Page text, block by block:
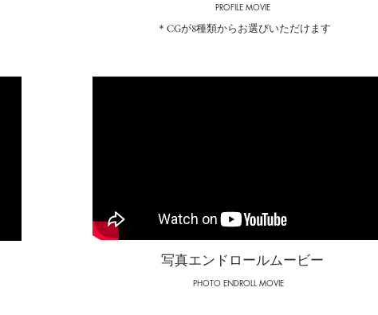
PROFILE MOVIE
＊CGが8種類からお選びいただけます
写真エンドロールムービー
PHOTO ENDROLL MOVIE